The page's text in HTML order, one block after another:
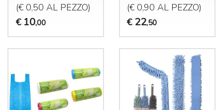
(€ 0,50 AL PEZZO)
€ 10,00
(€ 0,90 AL PEZZO)
€ 22,50